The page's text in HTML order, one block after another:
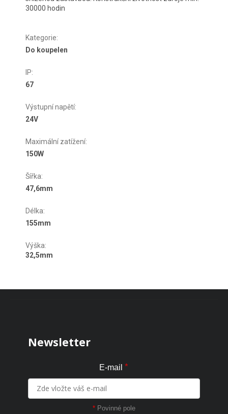
30000 hodin
Kategorie:
Do koupelen
IP:
67
Výstupní napětí:
24V
Maximální zatížení:
150W
Šířka:
47,6mm
Délka:
155mm
Výška:
32,5mm
Newsletter
E-mail *
* Povinné pole